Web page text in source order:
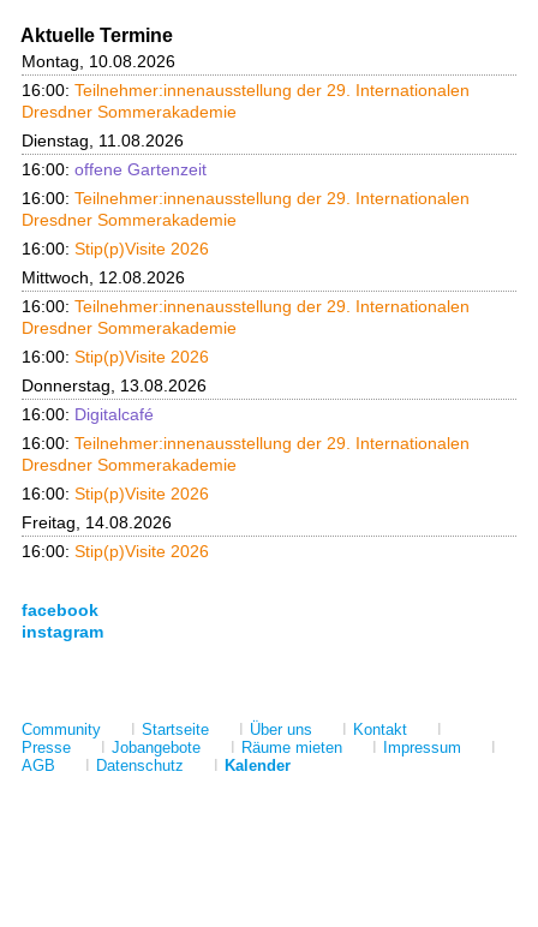
Aktuelle Termine
Montag, 10.08.2026
16:00: Teilnehmer:innenausstellung der 29. Internationalen
Dresdner Sommerakademie
Dienstag, 11.08.2026
16:00: offene Gartenzeit
16:00: Teilnehmer:innenausstellung der 29. Internationalen
Dresdner Sommerakademie
16:00: Stip(p)Visite 2026
Mittwoch, 12.08.2026
16:00: Teilnehmer:innenausstellung der 29. Internationalen
Dresdner Sommerakademie
16:00: Stip(p)Visite 2026
Donnerstag, 13.08.2026
16:00: Digitalcafé
16:00: Teilnehmer:innenausstellung der 29. Internationalen
Dresdner Sommerakademie
16:00: Stip(p)Visite 2026
Freitag, 14.08.2026
16:00: Stip(p)Visite 2026
facebook
instagram
Community Startseite Über uns Kontakt
Presse
Jobangebote Räume mieten Impressum
AGB
Datenschutz Kalender